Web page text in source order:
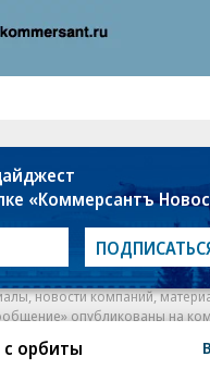
орбиты
новости компаний,
опубликованы на
рекомендательные
«Коммерсантъ